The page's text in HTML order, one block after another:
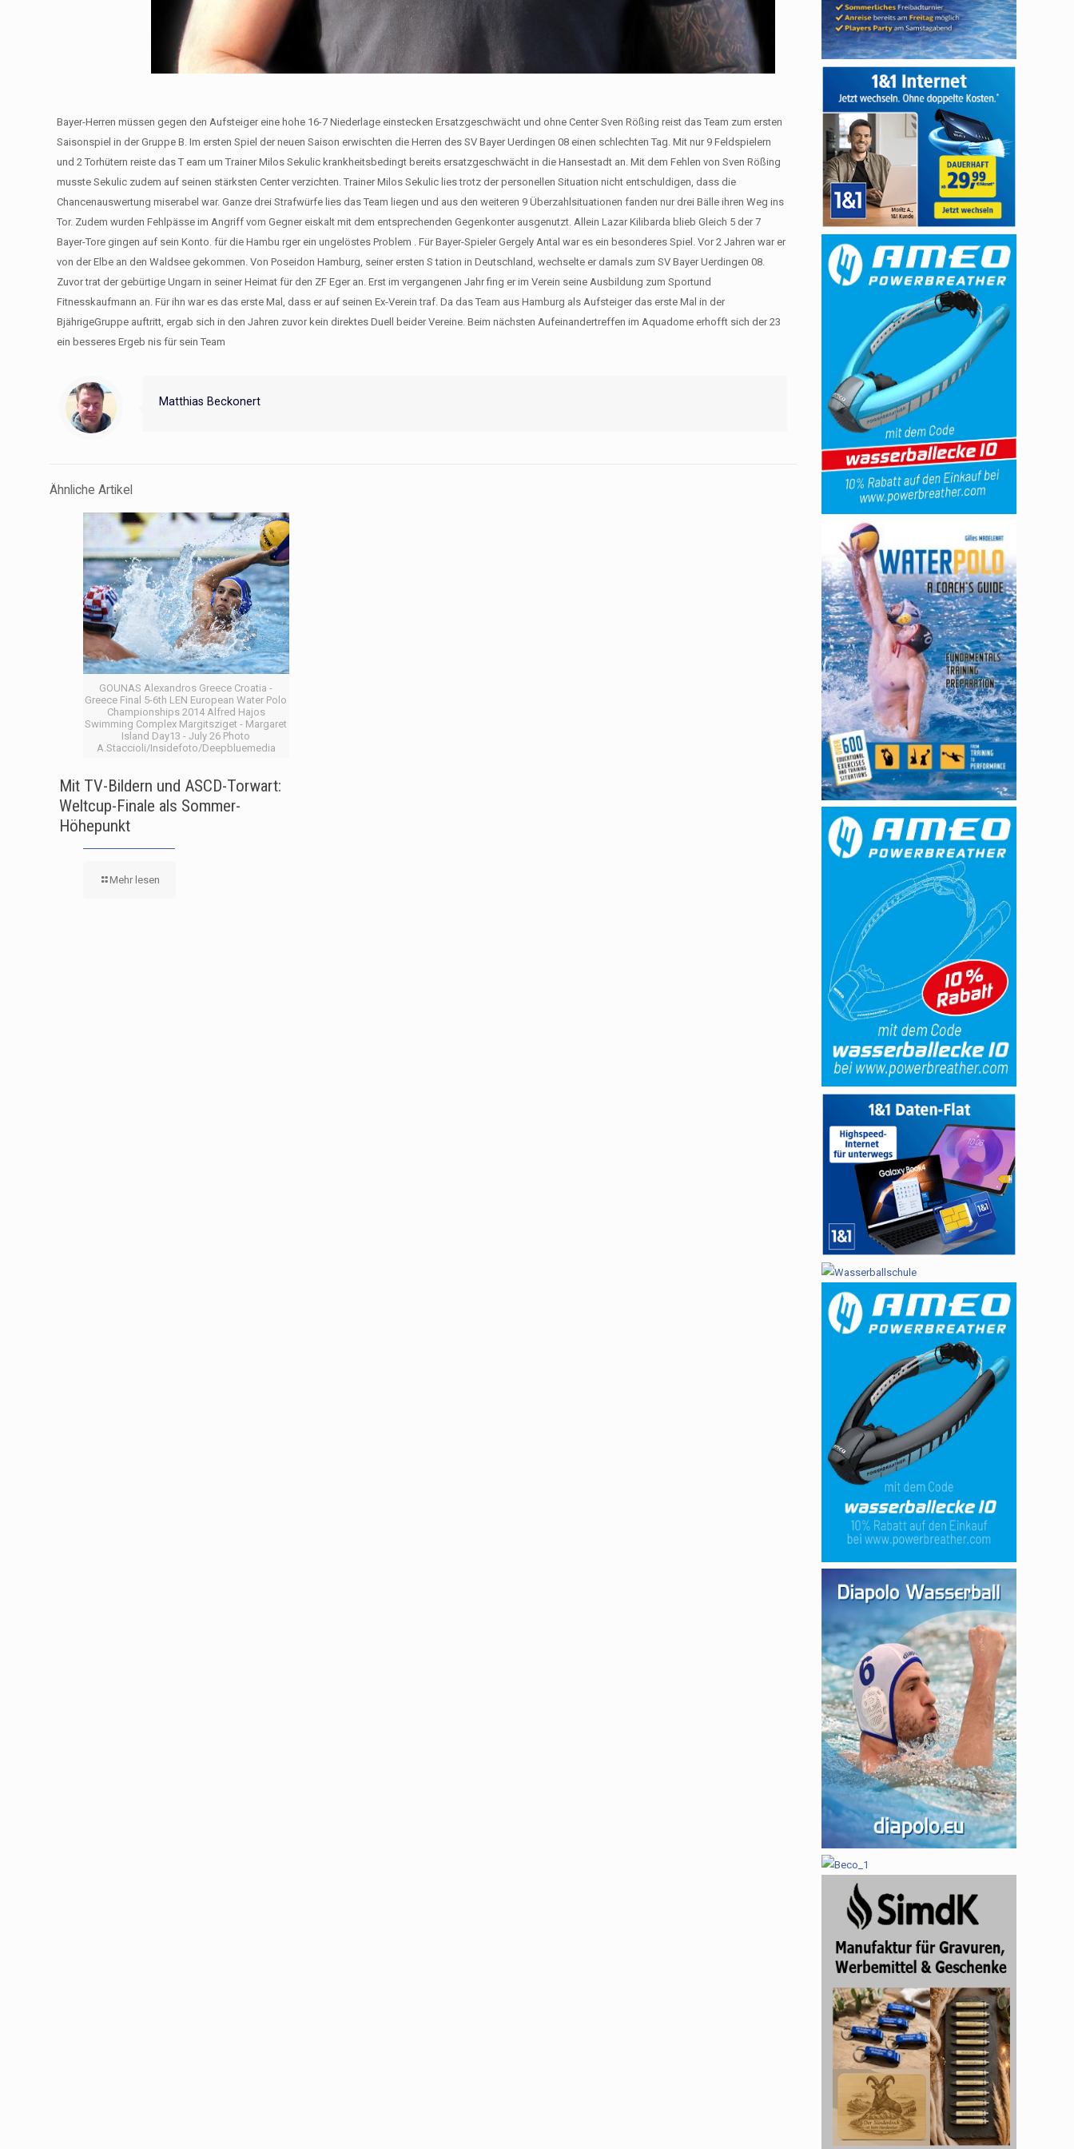
Bayer-Herren müssen gegen den Aufsteiger eine hohe 16-7 Niederlage einstecken Ersatzgeschwächt und ohne Center Sven Rößing reist das Team zum ersten
Saisonspiel in der Gruppe B. Im ersten Spiel der neuen Saison erwischten die Herren des SV Bayer Uerdingen 08 einen schlechten Tag. Mit nur 9 Feldspielern
und 2 Torhütern reiste das T eam um Trainer Milos Sekulic krankheitsbedingt bereits ersatzgeschwächt in die Hansestadt an. Mit dem Fehlen von Sven Rößing
musste Sekulic zudem auf seinen stärksten Center verzichten. Trainer Milos Sekulic lies trotz der personellen Situation nicht entschuldigen, dass die
Chancenauswertung miserabel war. Ganze drei Strafwürfe lies das Team liegen und aus den weiteren 9 Überzahlsituationen fanden nur drei Bälle ihren Weg ins
Tor. Zudem wurden Fehlpässe im Angriff vom Gegner eiskalt mit dem entsprechenden Gegenkonter ausgenutzt. Allein Lazar Kilibarda blieb Gleich 5 der 7
Bayer-Tore gingen auf sein Konto. für die Hambu rger ein ungelöstes Problem . Für Bayer-Spieler Gergely Antal war es ein besonderes Spiel. Vor 2 Jahren war er
von der Elbe an den Waldsee gekommen. Von Poseidon Hamburg, seiner ersten S tation in Deutschland, wechselte er damals zum SV Bayer Uerdingen 08.
Zuvor trat der gebürtige Ungarn in seiner Heimat für den ZF Eger an. Erst im vergangenen Jahr fing er im Verein seine Ausbildung zum Sportund
Fitnesskaufmann an. Für ihn war es das erste Mal, dass er auf seinen Ex-Verein traf. Da das Team aus Hamburg als Aufsteiger das erste Mal in der
BjährigeGruppe auftritt, ergab sich in den Jahren zuvor kein direktes Duell beider Vereine. Beim nächsten Aufeinandertreffen im Aquadome erhofft sich der 23
ein besseres Ergeb nis für sein Team
Matthias Beckonert
Ähnliche Artikel
GOUNAS Alexandros Greece Croatia -
Greece Final 5-6th LEN European Water Polo
Championships 2014 Alfred Hajos
Swimming Complex Margitsziget - Margaret
Island Day13 - July 26 Photo
A.Staccioli/Insidefoto/Deepbluemedia
Mit TV-Bildern und ASCD-Torwart:
Weltcup-Finale als Sommer-
Höhepunkt
Mehr lesen